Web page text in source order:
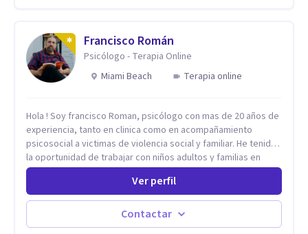
vínculo del Apego Seguro. Orientación sexual,
Acompañamiento Tanatológico. Cuidados paliativos en
enfermedades crónicas.
Francisco Román
Psicólogo - Terapia Online
Miami Beach
Terapia online
Hola ! Soy francisco Roman, psicólogo con mas de 20 años de
experiencia, tanto en clinica como en acompañamiento
psicosocial a victimas de violencia social y familiar. He tenido
la oportunidad de trabajar con niños adultos y familias en
todos los espacios y esto me ha dado un una variedad de
aprendizajes que ahora pongo a tu disposicion. En la
actualidad puedo atenderte de manera presencial y/o virtual,
de lunes a sabado. el costo de cada sesión lo acordamos en
el primer contacto
Ver perfil
Contactar